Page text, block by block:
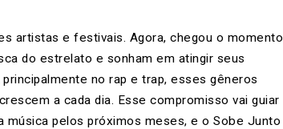
artistas e festivais. Agora, chegou o momento
do estrelato e sonham em atingir seus
no rap e trap, esses gêneros
a cada dia. Esse compromisso vai guiar
música pelos próximos meses, e o Sobe Junto